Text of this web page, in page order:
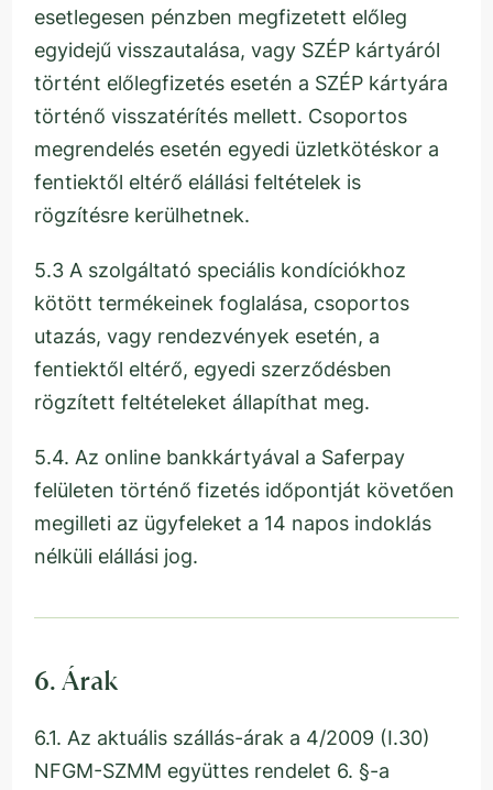
esetlegesen pénzben megfizetett előleg
egyidejű visszautalása, vagy SZÉP kártyáról
történt előlegfizetés esetén a SZÉP kártyára
történő visszatérítés mellett. Csoportos
megrendelés esetén egyedi üzletkötéskor a
fentiektől eltérő elállási feltételek is
rögzítésre kerülhetnek.
5.3 A szolgáltató speciális kondíciókhoz
kötött termékeinek foglalása, csoportos
utazás, vagy rendezvények esetén, a
fentiektől eltérő, egyedi szerződésben
rögzített feltételeket állapíthat meg.
5.4. Az online bankkártyával a Saferpay
felületen történő fizetés időpontját követően
megilleti az ügyfeleket a 14 napos indoklás
nélküli elállási jog.
6. Árak
6.1. Az aktuális szállás-árak a 4/2009 (I.30)
NFGM-SZMM együttes rendelet 6. §-a